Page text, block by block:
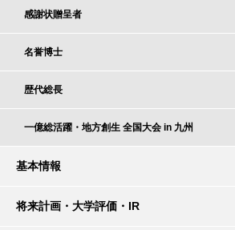
感謝状贈呈者
名誉博士
歴代総長
一億総活躍・地方創生 全国大会 in 九州
基本情報
将来計画・大学評価・IR